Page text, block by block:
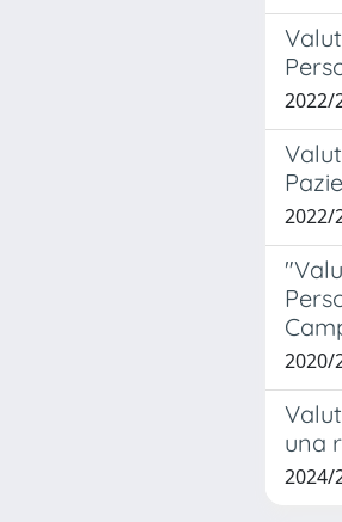
2022/
2022/
2020/
una
2024/